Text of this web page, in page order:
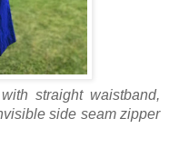
straight waistband,
side seam zipper